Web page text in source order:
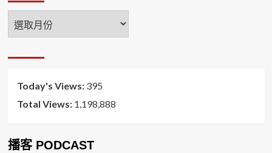
年
月
序
Today's Views: 395
Total Views: 1,198,888
播客 PODCAST